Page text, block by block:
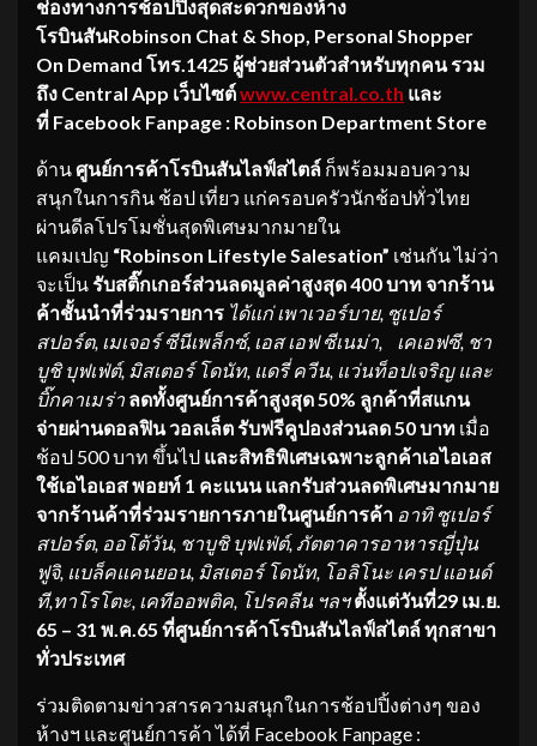
ช่องทางการช้อปปิ้งสุดสะดวกของห้าง
โรบินสันRobinson Chat & Shop, Personal Shopper
On Demand โทร.1425 ผู้ช่วยส่วนตัวสำหรับทุกคน รวม
ถึง Central App เว็บไซต์www.central.co.th และ
ที่ Facebook Fanpage : Robinson Department Store
ด้านศูนย์การค้าโรบินสันไลฟ์สไตล์ ก็พร้อมมอบความ
สนุกในการกิน ช้อป เที่ยว แก่ครอบครัวนักช้อปทั่วไทย
ผ่านดีลโปรโมชั่นสุดพิเศษมากมายใน
แคมเปญ “Robinson Lifestyle Salesation” เช่นกัน ไม่ว่า
จะเป็น รับสติ๊กเกอร์ส่วนลดมูลค่าสูงสุด400 บาท จากร้าน
ค้าชั้นนำที่ร่วมรายการ ได้แก่ เพาเวอร์บาย, ซูเปอร์
สปอร์ต, เมเจอร์ ซีนีเพล็กซ์, เอส เอฟ ซีเนม่า, เคเอฟซี, ชา
บูชิ บุฟเฟ่ต์, มิสเตอร์ โดนัท, แดรี่ ควีน, แว่นท็อปเจริญ และ
บิ๊กคาเมร่า ลดทั้งศูนย์การค้าสูงสุด 50% ลูกค้าที่สแกน
จ่ายผ่านดอลฟิน วอลเล็ต รับฟรีคูปองส่วนลด 50 บาท เมื่อ
ช้อป 500 บาท ขึ้นไป และสิทธิพิเศษเฉพาะลูกค้าเอไอเอส
ใช้เอไอเอส พอยท์ 1 คะแนน แลกรับส่วนลดพิเศษมากมาย
จากร้านค้าที่ร่วมรายการภายในศูนย์การค้า อาทิ ซูเปอร์
สปอร์ต, ออโต้วัน, ชาบูชิ บุฟเฟ่ต์, ภัตตาคารอาหารญี่ปุ่น
ฟูจิ, แบล็คแคนยอน, มิสเตอร์ โดนัท, โอลิโนะ เครป แอนด์
ที,ทาโรโตะ, เคทีออพติค, โปรคลีน ฯลฯ ตั้งแต่วันที่29 เม.ย.
65 – 31 พ.ค.65 ที่ศูนย์การค้าโรบินสันไลฟ์สไตล์ ทุกสาขา
ทั่วประเทศ
ร่วมติดตามข่าวสารความสนุกในการช้อปปิ้งต่างๆ ของ
ห้างฯ และศูนย์การค้า ได้ที่ Facebook Fanpage :